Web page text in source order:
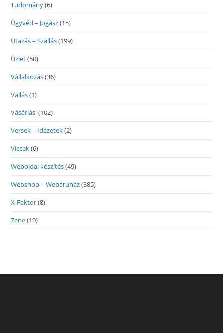
Tudomány(6)
Ügyvéd – Jogász(15)
Utazás – Szállás(199)
Üzlet(50)
Vállalkozás(36)
Vallás(1)
Vásárlás (102)
Versek – Idézetek(2)
Viccek(6)
Weboldal készítés(49)
Webshop – Webáruház(385)
X-Faktor(8)
Zene(19)